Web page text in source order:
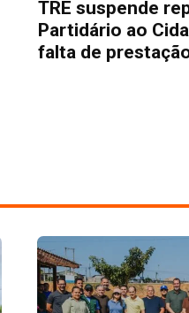
TRE suspende
Partidário ao
falta de